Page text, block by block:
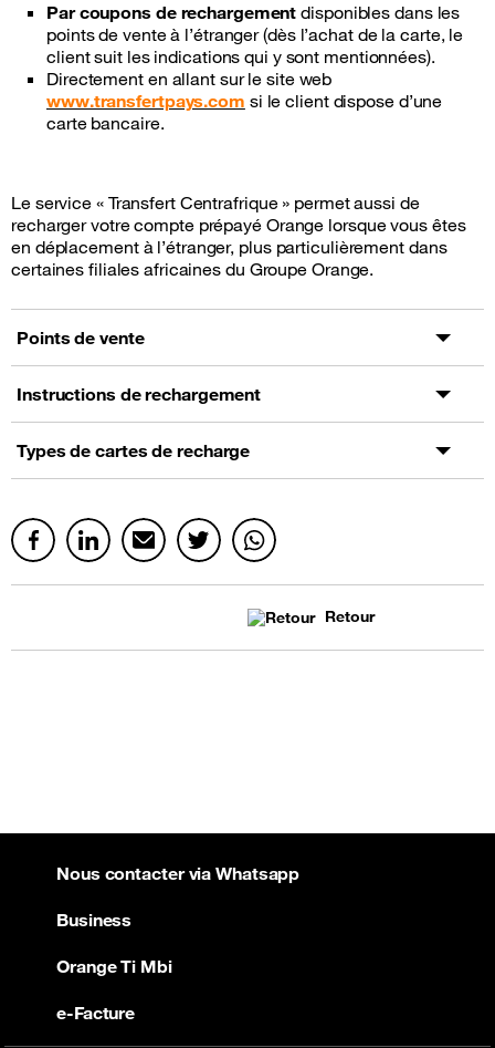
Par coupons de rechargement disponibles dans les
points de vente à l’étranger (dès l’achat de la carte, le
client suit les indications qui y sont mentionnées).
Directement en allant sur le site web
www.transfertpays.com si le client dispose d’une
carte bancaire.
Le service « Transfert Centrafrique » permet aussi de
recharger votre compte prépayé Orange lorsque vous êtes
en déplacement à l’étranger, plus particulièrement dans
certaines filiales africaines du Groupe Orange.
Points de vente
Instructions de rechargement
Types de cartes de recharge
Retour
Nous contacter via Whatsapp
Business
Orange Ti Mbi
e-Facture